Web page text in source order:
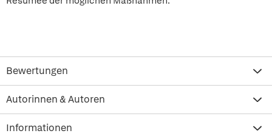
Bewertungen
Autorinnen & Autoren
Informationen